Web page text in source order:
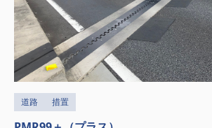
道路 措置